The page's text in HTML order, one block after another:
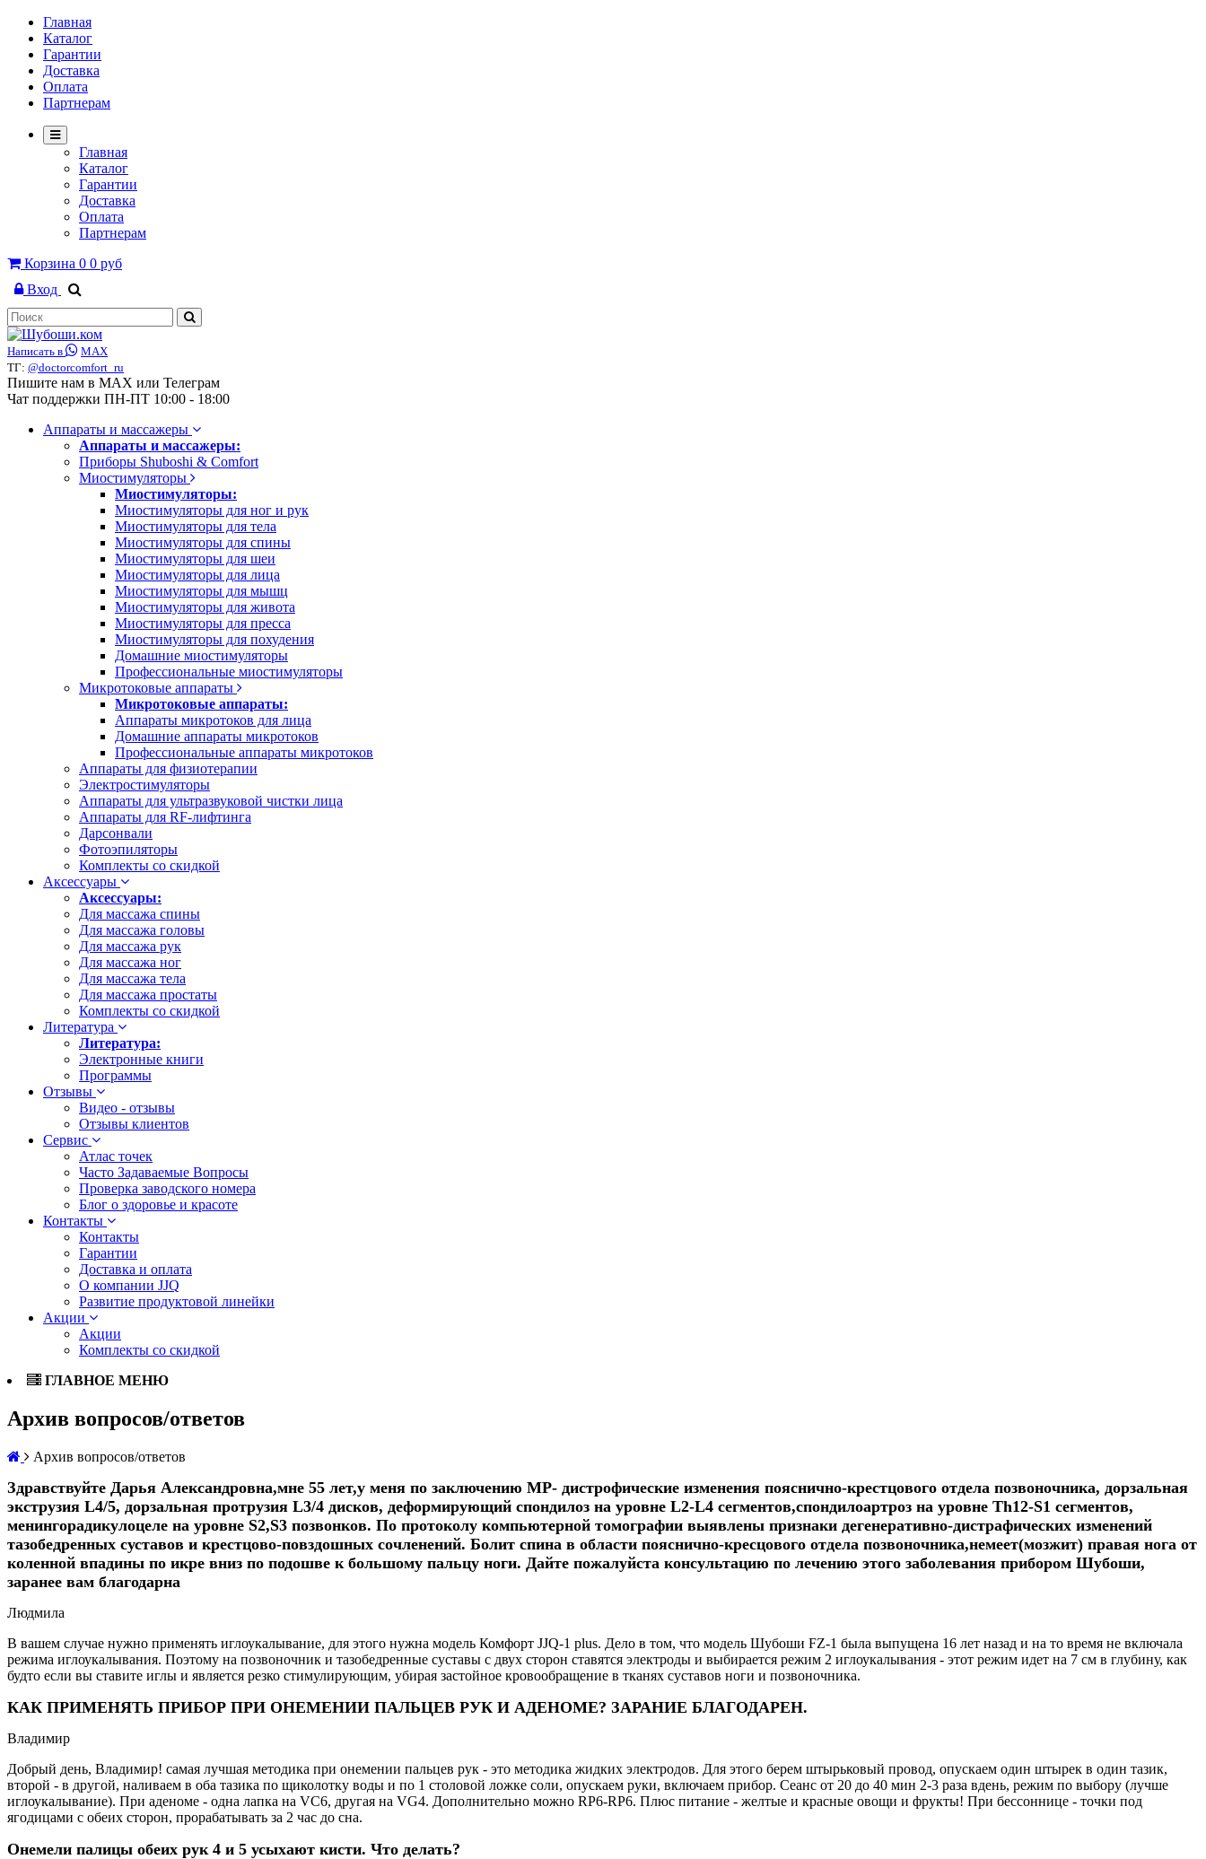
Главная
Каталог
Гарантии
Доставка
Оплата
Партнерам
Главная
Каталог
Гарантии
Доставка
Оплата
Партнерам
Корзина 0 0 руб
Вход
Написать в
MAX
ТГ: @doctorcomfort_ru
Пишите нам в MAX или Телеграм
Чат поддержки ПН-ПТ 10:00 - 18:00
Аппараты и массажеры
Аппараты и массажеры:
Приборы Shuboshi & Comfort
Миостимуляторы
Миостимуляторы:
Миостимуляторы для ног и рук
Миостимуляторы для тела
Миостимуляторы для спины
Миостимуляторы для шеи
Миостимуляторы для лица
Миостимуляторы для мышц
Миостимуляторы для живота
Миостимуляторы для пресса
Миостимуляторы для похудения
Домашние миостимуляторы
Профессиональные миостимуляторы
Микротоковые аппараты
Микротоковые аппараты:
Аппараты микротоков для лица
Домашние аппараты микротоков
Профессиональные аппараты микротоков
Аппараты для физиотерапии
Электростимуляторы
Аппараты для ультразвуковой чистки лица
Аппараты для RF-лифтинга
Дарсонвали
Фотоэпиляторы
Комплекты со скидкой
Аксессуары
Аксессуары:
Для массажа спины
Для массажа головы
Для массажа рук
Для массажа ног
Для массажа тела
Для массажа простаты
Комплекты со скидкой
Литература
Литература:
Электронные книги
Программы
Отзывы
Видео - отзывы
Отзывы клиентов
Сервис
Атлас точек
Часто Задаваемые Вопросы
Проверка заводского номера
Блог о здоровье и красоте
Контакты
Контакты
Гарантии
Доставка и оплата
О компании JJQ
Развитие продуктовой линейки
Акции
Акции
Комплекты со скидкой
ГЛАВНОЕ МЕНЮ
Архив вопросов/ответов
Архив вопросов/ответов
Здравствуйте Дарья Александровна,мне 55 лет,у меня по заключению МР- дистрофические изменения пояснично-крестцового отдела позвоночника, дорзальная
экструзия L4/5, дорзальная протрузия L3/4 дисков, деформирующий спондилоз на уровне L2-L4 сегментов,спондилоартроз на уровне Th12-S1 сегментов,
менингорадикулоцеле на уровне S2,S3 позвонков. По протоколу компьютерной томографии выявлены признаки дегенеративно-дистрафических изменений
тазобедренных суставов и крестцово-повздошных сочленений. Болит спина в области пояснично-кресцового отдела позвоночника,немеет(мозжит) правая нога от
коленной впадины по икре вниз по подошве к большому пальцу ноги. Дайте пожалуйста консультацию по лечению этого заболевания прибором Шубоши,
заранее вам благодарна
Людмила
В вашем случае нужно применять иглоукалывание, для этого нужна модель Комфорт JJQ-1 plus. Дело в том, что модель Шубоши FZ-1 была выпущена 16 лет назад и на то время не включала
режима иглоукалывания. Поэтому на позвоночник и тазобедренные суставы с двух сторон ставятся электроды и выбирается режим 2 иглоукалывания - этот режим идет на 7 см в глубину, как
будто если вы ставите иглы и является резко стимулирующим, убирая застойное кровообращение в тканях суставов ноги и позвоночника.
КАК ПРИМЕНЯТЬ ПРИБОР ПРИ ОНЕМЕНИИ ПАЛЬЦЕВ РУК И АДЕНОМЕ? ЗАРАНИЕ БЛАГОДАРЕН.
Владимир
Добрый день, Владимир! самая лучшая методика при онемении пальцев рук - это методика жидких электродов. Для этого берем штырьковый провод, опускаем один штырек в один тазик,
второй - в другой, наливаем в оба тазика по щиколотку воды и по 1 столовой ложке соли, опускаем руки, включаем прибор. Сеанс от 20 до 40 мин 2-3 раза вдень, режим по выбору (лучше
иглоукалывание). При аденоме - одна лапка на VC6, другая на VG4. Дополнительно можно RP6-RP6. Плюс питание - желтые и красные овощи и фрукты! При бессоннице - точки под
ягодицами с обеих сторон, прорабатывать за 2 час до сна.
Онемели палицы обеих рук 4 и 5 усыхают кисти. Что делать?